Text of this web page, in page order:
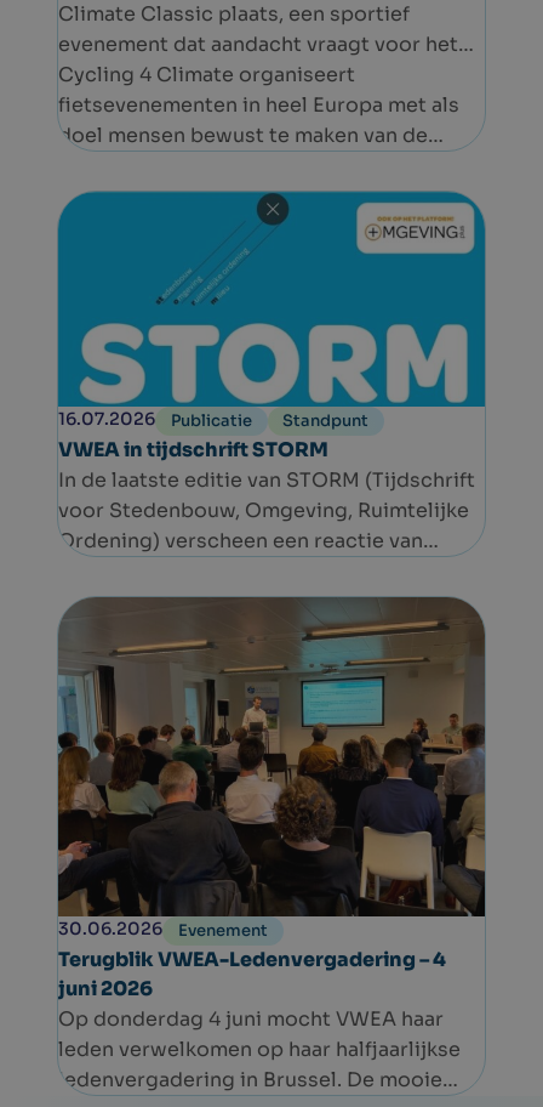
Climate Classic plaats, een sportief
evenement dat aandacht vraagt voor het
klimaat. De start en aankomst bevinden
zich in het Jubelpark.
Cycling 4 Climate organiseert
fietsevenementen in heel Europa met als
doel mensen bewust te maken van de
manier in beweging te brengen. Het event
ging ondertussen door op elf
verschillende locaties in Europa. In België
gaat het dit jaar om de tweede editie.
16.07.2026 Publicatie Standpunt
VWEA in tijdschrift STORM
In de laatste editie van STORM (Tijdschrift
voor Stedenbouw, Omgeving, Ruimtelijke
Ordening) verscheen een reactie van
Gemengde Commissie Vergunningen en
het Actieprogramma ‘Rechtszekere en
Robuuste Vergunningen’ van de Vlaamse
Regering.
30.06.2026 Evenement
Terugblik VWEA-Ledenvergadering – 4
juni 2026
Op donderdag 4 juni mocht VWEA haar
leden verwelkomen op haar halfjaarlijkse
ledenvergadering in Brussel. De mooie